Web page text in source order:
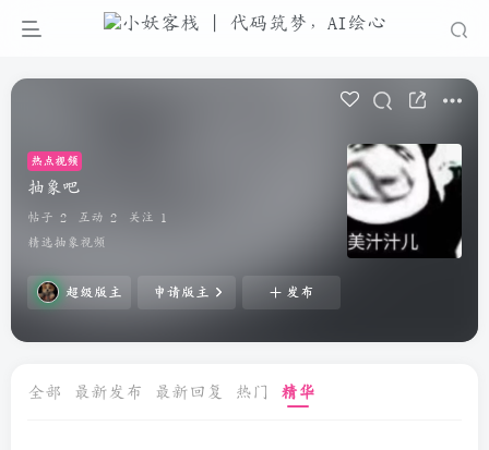
热点视频
抽象吧
帖子 2 互动 2
关注 1
精选抽象视频
超级版主 申请版主 发布
全部 最新发布 最新回复 热门 精华